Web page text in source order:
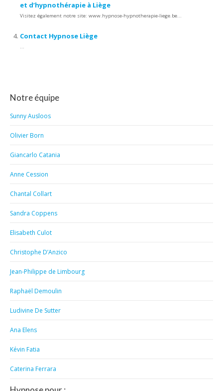
et d’hypnothérapie à Liège
Visitez également notre site: www.hypnose-hypnotherapie-liege.be...
Contact Hypnose Liège
...
Notre équipe
Sunny Ausloos
Olivier Born
Giancarlo Catania
Anne Cession
Chantal Collart
Sandra Coppens
Elisabeth Culot
Christophe D’Anzico
Jean-Philippe de Limbourg
Raphaël Demoulin
Ludivine De Sutter
Ana Elens
Kévin Fatia
Caterina Ferrara